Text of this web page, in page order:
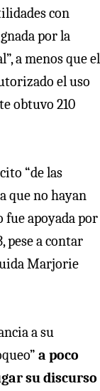
con
por la
a menos que el
el uso
obtuvo 210
“de las
que no hayan
fue apoyada por
pese a contar
Marjorie
a su
a poco
su discurso